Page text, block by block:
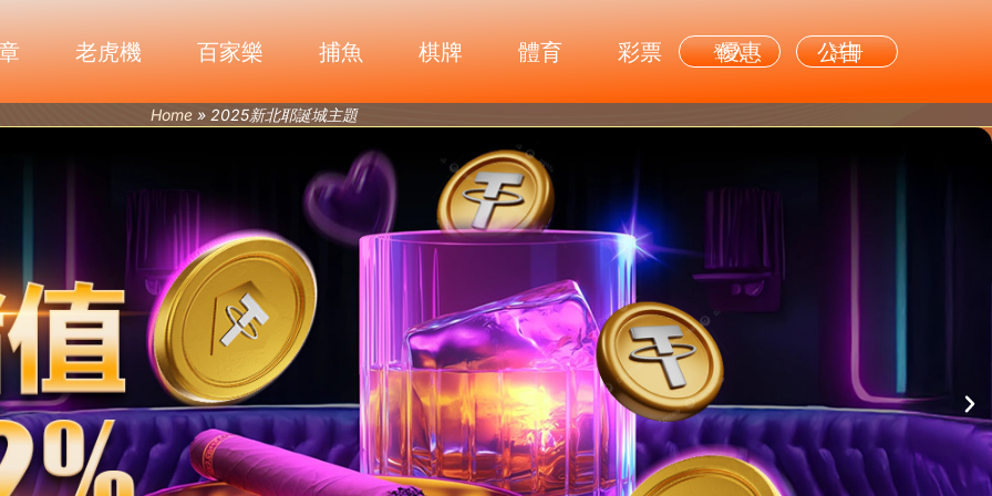
老虎機 百家樂 捕魚 棋牌 體育 彩票 優惠 公告
登入 註冊
Home» 2025新北耶誕城主題